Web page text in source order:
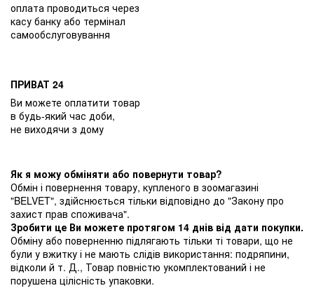
оплата проводиться через
касу банку або термінал
самообслуговування
ПРИВАТ 24
Ви можете оплатити товар
в будь-який час доби,
не виходячи з дому
Як я можу обміняти або повернути товар?
Обмін і повернення товару, купленого в зоомагазині
"BELVET", здійснюється тільки відповідно до "Закону про
захист прав споживача".
Зробити це Ви можете протягом 14 днів від дати покупки.
Обміну або поверненню підлягають тільки ті товари, що не
були у вжитку і не мають слідів використання: подряпини,
відколи й т. Д., Товар повністю укомплектований і не
порушена цілісність упаковки.